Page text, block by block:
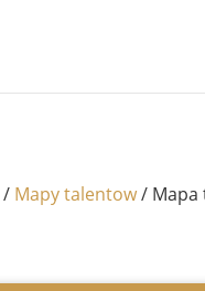
/ Mapy talentow/ Mapa